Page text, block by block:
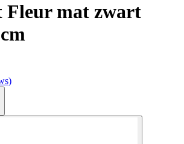
Fleur mat zwart